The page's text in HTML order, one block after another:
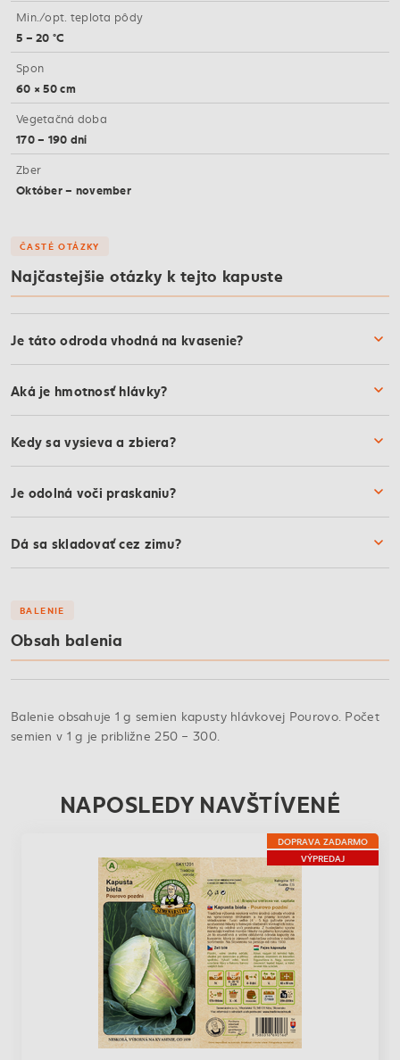
Min./opt. teplota pôdy
5 – 20 °C
Spon
60 × 50 cm
Vegetačná doba
170 – 190 dní
Zber
Október – november
ČASTÉ OTÁZKY
Najčastejšie otázky k tejto kapuste
Je táto odroda vhodná na kvasenie?
Aká je hmotnosť hlávky?
Kedy sa vysieva a zbiera?
Je odolná voči praskaniu?
Dá sa skladovať cez zimu?
BALENIE
Obsah balenia
Balenie obsahuje 1 g semien kapusty hlávkovej Pourovo. Počet
semien v 1 g je približne 250 – 300.
NAPOSLEDY NAVŠTÍVENÉ
DOPRAVA ZADARMO
VÝPREDAJ